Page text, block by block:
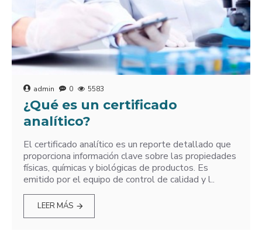
admin 0 5583
¿Qué es un certificado
analítico?
El certificado analítico es un reporte detallado que
proporciona información clave sobre las propiedades
físicas, químicas y biológicas de productos. Es
emitido por el equipo de control de calidad y l..
LEER MÁS